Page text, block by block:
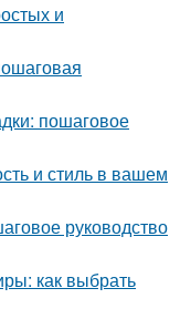
и
пошаговое
и стиль в вашем
руководство
как выбрать